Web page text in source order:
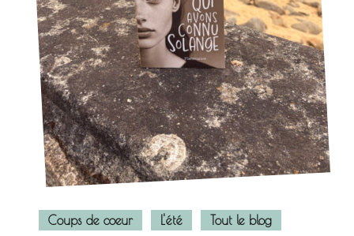
Coups de coeur L'été Tout le blog